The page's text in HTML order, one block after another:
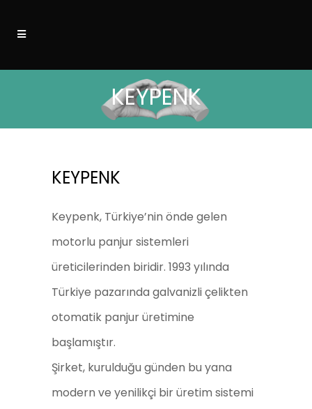
KEYPENK
KEYPENK
Keypenk, Türkiye’nin önde gelen
motorlu panjur sistemleri
üreticilerinden biridir. 1993 yılında
Türkiye pazarında galvanizli çelikten
otomatik panjur üretimine
başlamıştır.
Şirket, kurulduğu günden bu yana
modern ve yenilikçi bir üretim sistemi